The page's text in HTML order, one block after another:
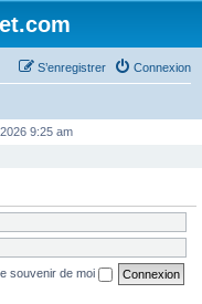
Connexion
S’enregistrer
9:25 am
souvenir de moi